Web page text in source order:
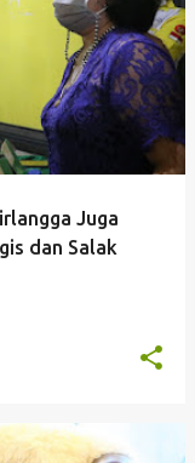
Juga
dan Salak